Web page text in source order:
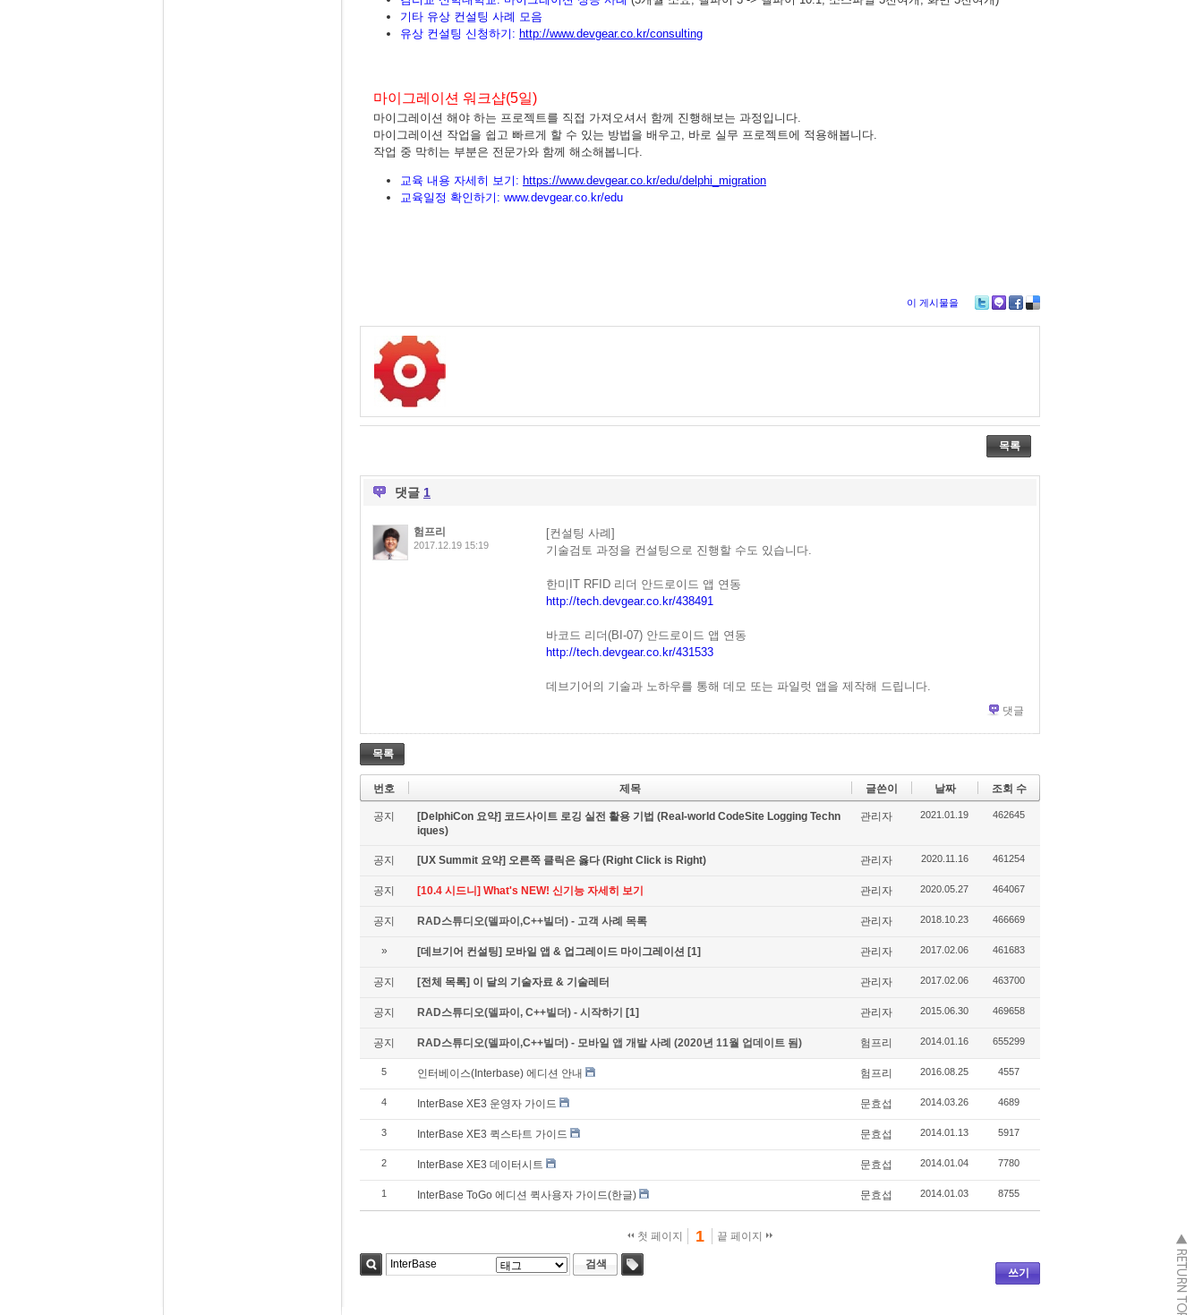
기타 유상 컨설팅 사례 모음
유상 컨설팅 신청하기: http://www.devgear.co.kr/consulting
마이그레이션 워크샵(5일)
마이그레이션 해야 하는 프로젝트를 직접 가져오셔서 함께 진행해보는 과정입니다.
마이그레이션 작업을 쉽고 빠르게 할 수 있는 방법을 배우고, 바로 실무 프로젝트에 적용해봅니다.
작업 중 막히는 부분은 전문가와 함께 해소해봅니다.
교육 내용 자세히 보기: https://www.devgear.co.kr/edu/delphi_migration
교육일정 확인하기: www.devgear.co.kr/edu
이 게시물을
목록
댓글 1
험프리
2017.12.19 15:19
[컨설팅 사례]
기술검토 과정을 컨설팅으로 진행할 수도 있습니다.
한미IT RFID 리더 안드로이드 앱 연동
http://tech.devgear.co.kr/438491
바코드 리더(BI-07) 안드로이드 앱 연동
http://tech.devgear.co.kr/431533
데브기어의 기술과 노하우를 통해 데모 또는 파일럿 앱을 제작해 드립니다.
댓글
목록
번호 제목 글쓴이 날짜 조회 수
공지
[DelphiCon 요약] 코드사이트 로깅 실전 활용 기법 (Real-world CodeSite Logging Techn
iques)
관리자 2021.01.19 462645
공지 [UX Summit 요약] 오른쪽 클릭은 옳다 (Right Click is Right) 관리자 2020.11.16 461254
공지 [10.4 시드니] What's NEW! 신기능 자세히 보기 관리자 2020.05.27 464067
공지 RAD스튜디오(델파이,C++빌더) - 고객 사례 목록 관리자 2018.10.23 466669
» [데브기어 컨설팅] 모바일 앱 & 업그레이드 마이그레이션 [1] 관리자 2017.02.06 461683
공지 [전체 목록] 이 달의 기술자료 & 기술레터 관리자 2017.02.06 463700
공지 RAD스튜디오(델파이, C++빌더) - 시작하기 [1] 관리자 2015.06.30 469658
공지 RAD스튜디오(델파이,C++빌더) - 모바일 앱 개발 사례 (2020년 11월 업데이트 됨) 험프리 2014.01.16 655299
5 인터베이스(Interbase) 에디션 안내 험프리 2016.08.25 4557
4 InterBase XE3 운영자 가이드 문효섭 2014.03.26 4689
3 InterBase XE3 퀵스타트 가이드 문효섭 2014.01.13 5917
2 InterBase XE3 데이터시트 문효섭 2014.01.04 7780
1 InterBase ToGo 에디션 퀵사용자 가이드(한글) 문효섭 2014.01.03 8755
첫 페이지 1 끝 페이지
쓰기
검색